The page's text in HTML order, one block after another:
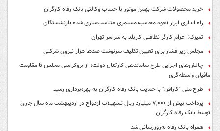
خرید محصولات شرکت بهمن موتور با حساب وکالتی بانک رفاه کارگران
راه اندازی ابزار نحوه محاسبه مستمری متناسب‌سازی شده بازنشستگان
تمیزک: اعزام کارگر نظافتی کاربلد به سراسر تهران
مجلس زیر فشار برای تعیین تکلیف سرنوشت صدها هزار نیروی شرکتی
چالش‌های اجرایی طرح ساماندهی کارکنان دولت؛ از بروکراسی مجلس تا مقاومت
مافیای واسطه‌گری
طرح ملی "کارافن" با حمایت بانک رفاه کارگران به بهره‌برداری رسید
پرداخت بیش از ۷,۰۰۰ میلیارد ریال تسهیلات ازدواج در اردیبهشت ماه سال جاری
توسط بانک رفاه کارگران
همراه بانک رفاه به‌روزرسانی شد